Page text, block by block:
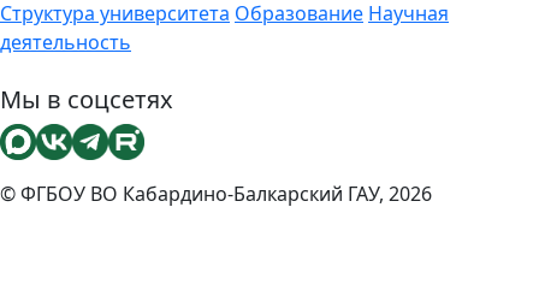
Структура университета Образование Научная
деятельность
Мы в соцсетях
© ФГБОУ ВО Кабардино-Балкарский ГАУ, 2026